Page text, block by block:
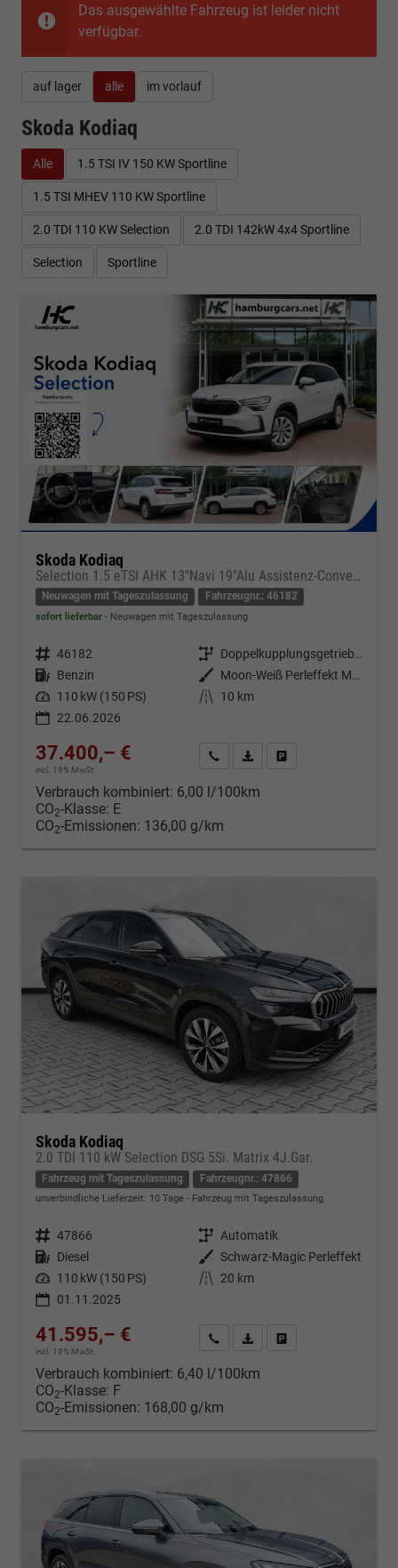
Das ausgewählte Fahrzeug ist leider nicht
verfügbar.
auf lager alle im vorlauf
Skoda Kodiaq
Alle 1.5 TSI IV 150 KW Sportline
1.5 TSI MHEV 110 KW Sportline
2.0 TDI 110 KW Selection 2.0 TDI 142kW 4x4 Sportline
Selection Sportline
Skoda Kodiaq
Selection 1.5 eTSI AHK 13"Navi 19"Alu Assistenz-Convenience-WinterP
Neuwagen mit Tageszulassung Fahrzeugnr.: 46182
sofort lieferbar Neuwagen mit Tageszulassung
Fahrzeugnr. 46182 Getriebe
Doppelkupplungsgetriebe (DSG)
Kraftstoff Benzin Außenfarbe
Moon-Weiß Perleffekt Metallic
Leistung 110 kW (150 PS) Kilometerstand
10 km
22.06.2026
37.400,– €
incl. 19% MwSt.
Kontakt & Angebot anfordern
PDF-Datei, Fahrzeugexposé
Verbrauch kombiniert: 6,00 l/100km
CO2-Klasse: E
CO2-Emissionen: 136,00 g/km
Skoda Kodiaq
2.0 TDI 110 kW Selection DSG 5Si. Matrix 4J.Gar.
Fahrzeug mit Tageszulassung Fahrzeugnr.: 47866
unverbindliche Lieferzeit: 10 Tage Fahrzeug mit Tageszulassung
Fahrzeugnr. 47866 Getriebe Automatik
Kraftstoff Diesel Außenfarbe Schwarz-Magic Perleffekt
Leistung 110 kW (150 PS) Kilometerstand
20 km
01.11.2025
41.595,– €
incl. 19% MwSt.
Kontakt & Angebot anfordern
PDF-Datei, Fahrzeugexposé
Verbrauch kombiniert: 6,40 l/100km
CO2-Klasse: F
CO2-Emissionen: 168,00 g/km